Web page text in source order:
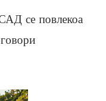
се повлекоа